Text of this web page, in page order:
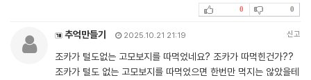
0 0
추억만들기 2025.10.21 21:19 신고
조카가 털도없는 고모보지를 따먹었네요? 조카가 따먹힌건가??
조카가 털도 없는 고모보지를 따먹었으면 한번만 먹지는 않았을테